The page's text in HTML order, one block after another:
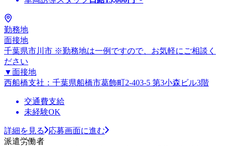
勤務地
面接地
千葉県市川市 ※勤務地は一例ですので、お気軽にご相談く
ださい
▼面接地
西船橋支社：千葉県船橋市葛飾町2-403-5 第3小森ビル3階
交通費支給
未経験OK
詳細を見る
応募画面に進む
派遣労働者